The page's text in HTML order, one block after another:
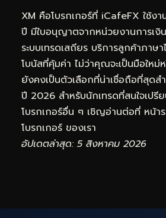
XM คือโบรกเกอร์ที่ iCafeFX ใช้งา
ปี มีใบอนุญาตจากหน่วยงานการเงิ
ระบบเทรดเสถียร บริการลูกค้าภาษ
โบนัสที่คุ้มค่า ไม่ว่าคุณจะเป็นมือใหม่
ยังคงเป็นตัวเลือกที่น่าเชื่อถือที่สุดส
ปี 2026 สำหรับนักเทรดที่สนใจเปรี
โบรกเกอร์อื่น ๆ เชิญอ่านต่อที่ หน้า
โบรกเกอร์ ของเรา
อัปเดตล่าสุด: 5 สิงหาคม 2026